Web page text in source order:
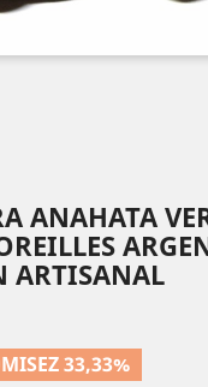
ANAHATA
ARTISANAL
33,33%